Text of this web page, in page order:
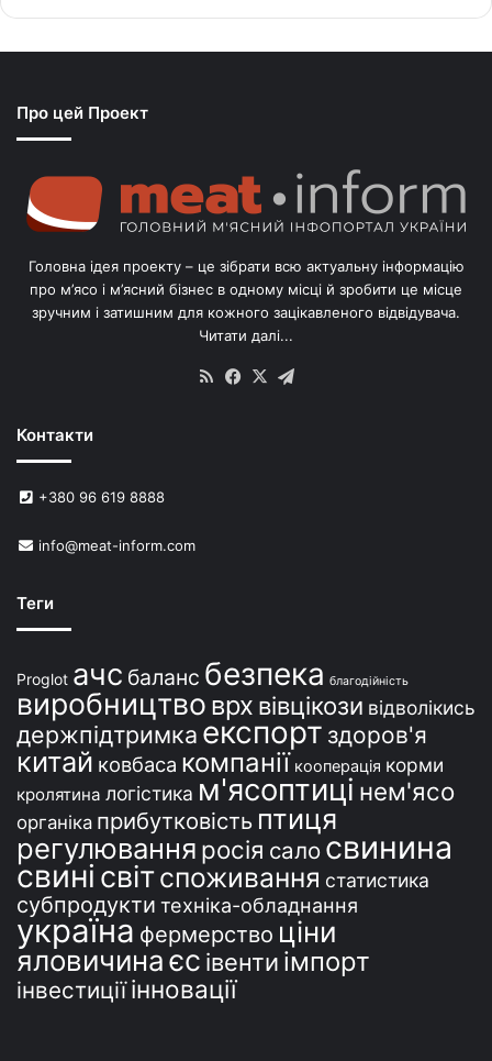
ь
п
о
е
й
У
р
ї
Про цей Проект
Головна ідея проекту – це зібрати всю актуальну інформацію
про м’ясо і м’ясний бізнес в одному місці й зробити це місце
зручним і затишним для кожного зацікавленого відвідувача.
Читати далі...
RSS Facebook
X
Контакти
+380 96 619 8888
info@meat-inform.com
Теги
Proglot ачс баланс безпека благодійність
виробництво врх вівцікози відволікись
держпідтримка експорт здоров'я
китай ковбаса компанії кооперація корми
кролятина логістика м'ясоптиці нем'ясо
органіка прибутковість птиця
регулювання росія сало свинина
свині світспоживання статистика
субпродукти техніка-обладнання
україна фермерство ціни
яловичинаєс івенти імпорт
інвестиції інновації